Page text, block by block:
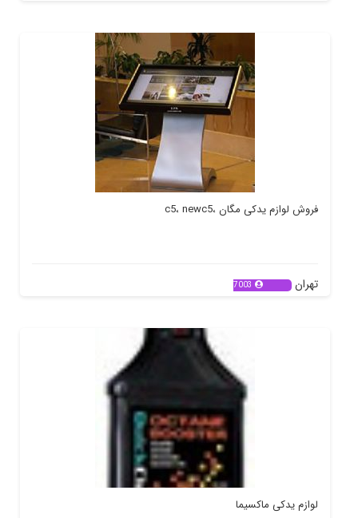
فروش لوازم یدکی مگان ،c5، newc5
تهران 7003
لوازم یدکی ماکسیما